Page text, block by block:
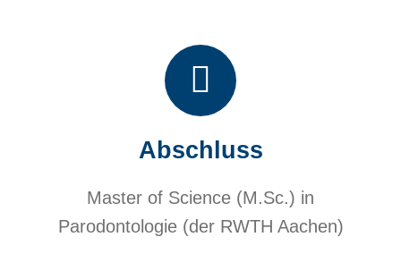
Abschluss
Master of Science (M.Sc.) in
Parodontologie (der RWTH Aachen)